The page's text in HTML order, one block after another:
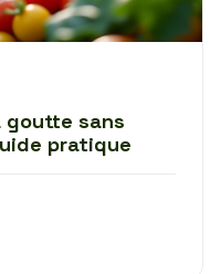
goutte sans
pratique